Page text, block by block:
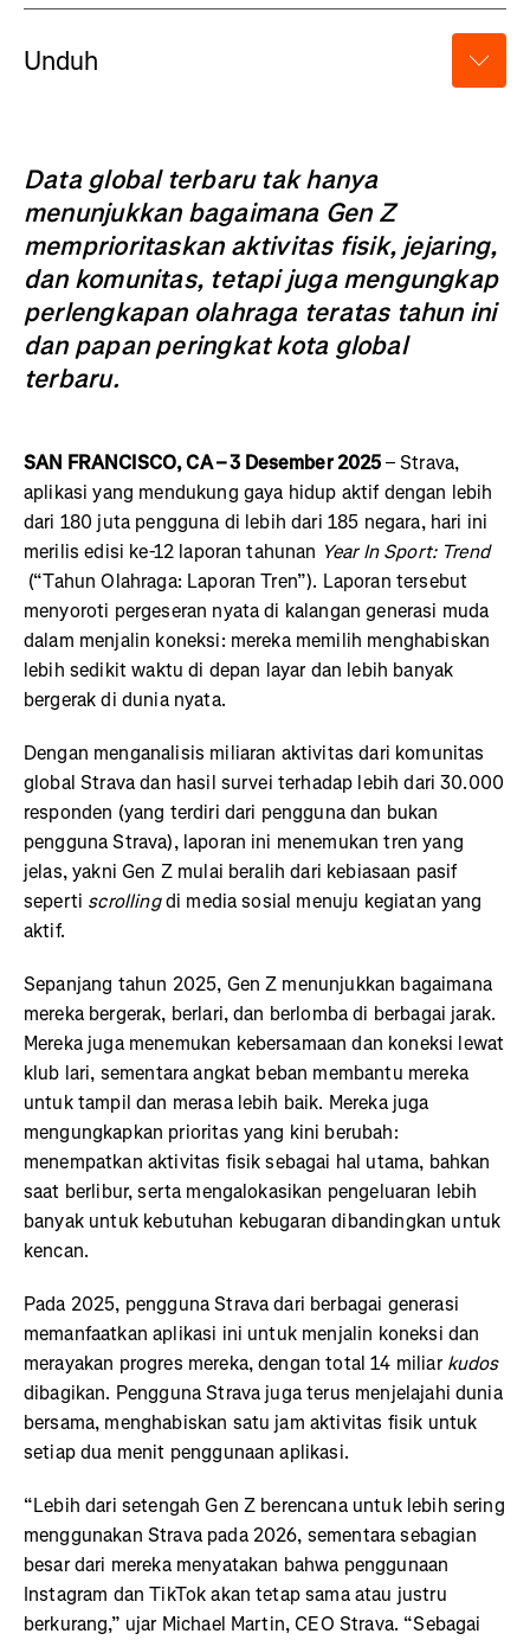
Unduh
Data global terbaru tak hanya
menunjukkan bagaimana Gen Z
memprioritaskan aktivitas fisik, jejaring,
dan komunitas, tetapi juga mengungkap
perlengkapan olahraga teratas tahun ini
dan papan peringkat kota global
terbaru.
SAN FRANCISCO, CA – 3 Desember 2025– Strava,
aplikasi yang mendukung gaya hidup aktif dengan lebih
dari 180 juta pengguna di lebih dari 185 negara, hari ini
merilis edisi ke-12 laporan tahunan Year In Sport: Trend
(“Tahun Olahraga: Laporan Tren”). Laporan tersebut
menyoroti pergeseran nyata di kalangan generasi muda
dalam menjalin koneksi: mereka memilih menghabiskan
lebih sedikit waktu di depan layar dan lebih banyak
bergerak di dunia nyata.
Dengan menganalisis miliaran aktivitas dari komunitas
global Strava dan hasil survei terhadap lebih dari 30.000
responden (yang terdiri dari pengguna dan bukan
pengguna Strava), laporan ini menemukan tren yang
jelas, yakni Gen Z mulai beralih dari kebiasaan pasif
seperti scrollingdi media sosial menuju kegiatan yang
aktif.
Sepanjang tahun 2025, Gen Z menunjukkan bagaimana
mereka bergerak, berlari, dan berlomba di berbagai jarak.
Mereka juga menemukan kebersamaan dan koneksi lewat
klub lari, sementara angkat beban membantu mereka
untuk tampil dan merasa lebih baik. Mereka juga
mengungkapkan prioritas yang kini berubah:
menempatkan aktivitas fisik sebagai hal utama, bahkan
saat berlibur, serta mengalokasikan pengeluaran lebih
banyak untuk kebutuhan kebugaran dibandingkan untuk
kencan.
Pada 2025, pengguna Strava dari berbagai generasi
memanfaatkan aplikasi ini untuk menjalin koneksi dan
merayakan progres mereka, dengan total 14 miliarkudos
dibagikan. Pengguna Strava juga terus menjelajahi dunia
bersama, menghabiskan satu jam aktivitas fisik untuk
setiap dua menit penggunaan aplikasi.
“Lebih dari setengah Gen Z berencana untuk lebih sering
menggunakan Strava pada 2026, sementara sebagian
besar dari mereka menyatakan bahwa penggunaan
Instagram dan TikTok akan tetap sama atau justru
berkurang,” ujar Michael Martin, CEO Strava. “Sebagai